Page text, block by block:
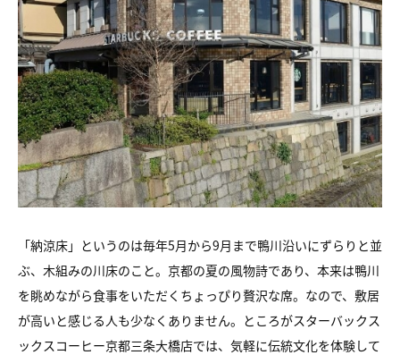
「納涼床」というのは毎年5月から9月まで鴨川沿いにずらりと並
ぶ、木組みの川床のこと。京都の夏の風物詩であり、本来は鴨川
を眺めながら食事をいただくちょっぴり贅沢な席。なので、敷居
が高いと感じる人も少なくありません。ところがスターバックス
ックスコーヒー京都三条大橋店では、気軽に伝統文化を体験して